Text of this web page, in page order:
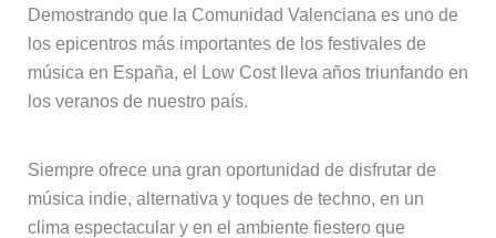
Demostrando que la Comunidad Valenciana es uno de
los epicentros más importantes de los festivales de
música en España, el Low Cost lleva años triunfando en
los veranos de nuestro país.
Siempre ofrece una gran oportunidad de disfrutar de
música indie, alternativa y toques de techno, en un
clima espectacular y en el ambiente fiestero que